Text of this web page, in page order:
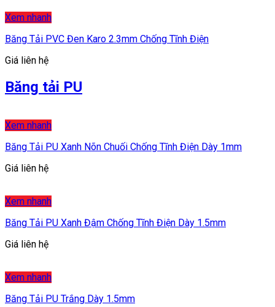
Xem nhanh
Băng Tải PVC Đen Karo 2.3mm Chống Tĩnh Điện
Giá liên hệ
Băng tải PU
Xem nhanh
Băng Tải PU Xanh Nõn Chuối Chống Tĩnh Điện Dày 1mm
Giá liên hệ
Xem nhanh
Băng Tải PU Xanh Đậm Chống Tĩnh Điện Dày 1.5mm
Giá liên hệ
Xem nhanh
Băng Tải PU Trắng Dày 1.5mm